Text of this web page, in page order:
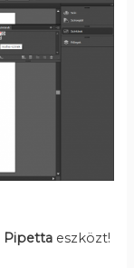
Pipetta eszközt!